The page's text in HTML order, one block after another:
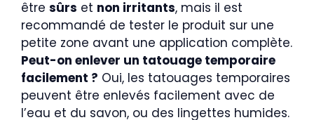
être sûrs et non irritants, mais il est
recommandé de tester le produit sur une
petite zone avant une application complète.
Peut-on enlever un tatouage temporaire
facilement ? Oui, les tatouages temporaires
peuvent être enlevés facilement avec de
l’eau et du savon, ou des lingettes humides.